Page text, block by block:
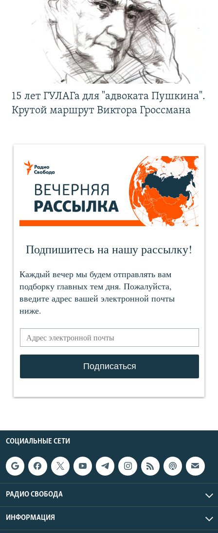
15 лет ГУЛАГа для "адвоката Пушкина".
Крутой маршрут Виктора Гроссмана
СОЦИАЛЬНЫЕ СЕТИ
РАДИО СВОБОДА
ИНФОРМАЦИЯ